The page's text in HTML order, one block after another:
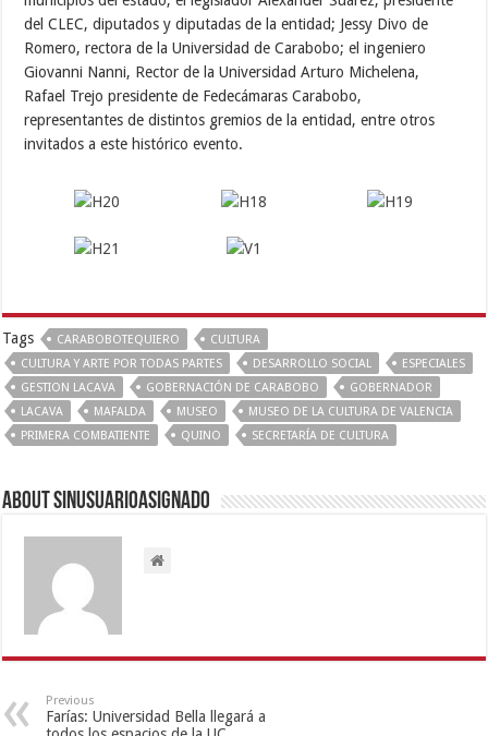
del CLEC, diputados y diputadas de la entidad; Jessy Divo de
Romero, rectora de la Universidad de Carabobo; el ingeniero
Giovanni Nanni, Rector de la Universidad Arturo Michelena,
Rafael Trejo presidente de Fedecámaras Carabobo,
representantes de distintos gremios de la entidad, entre otros
invitados a este histórico evento.
Tags CARABOBOTEQUIERO
CULTURA
CULTURA Y ARTE POR TODAS PARTES
DESARROLLO SOCIAL
ESPECIALES
GESTION LACAVA
GOBERNACIÓN DE CARABOBO
GOBERNADOR
LACAVA
MAFALDA MUSEO
MUSEO DE LA CULTURA DE VALENCIA
PRIMERA COMBATIENTE
QUINO SECRETARÍA DE CULTURA
About sinusuarioasignado
Previous
Farías: Universidad Bella llegará a